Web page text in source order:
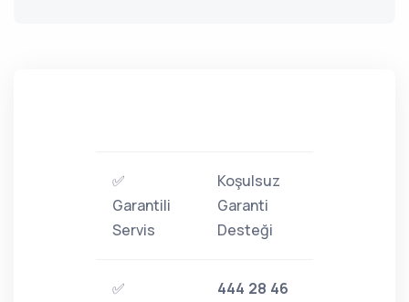
✅
Garantili
Servis
Koşulsuz
Garanti
Desteği
✅
444 28 46